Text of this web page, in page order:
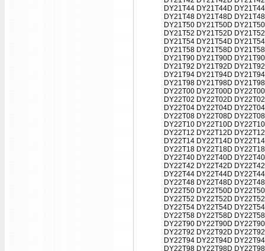
DY21T44 DY21T44D
DY21T48 DY21T48D
DY21T50 DY21T50D
DY21T52 DY21T52D
DY21T54 DY21T54D
DY21T58 DY21T58D
DY21T90 DY21T90D
DY21T92 DY21T92D
DY21T94 DY21T94D
DY21T98 DY21T98D
DY22T00 DY22T00D
DY22T02 DY22T02D
DY22T04 DY22T04D
DY22T08 DY22T08D
DY22T10 DY22T10D
DY22T12 DY22T12D
DY22T14 DY22T14D
DY22T18 DY22T18D
DY22T40 DY22T40D
DY22T42 DY22T42D
DY22T44 DY22T44D
DY22T48 DY22T48D
DY22T50 DY22T50D
DY22T52 DY22T52D
DY22T54 DY22T54D
DY22T58 DY22T58D
DY22T90 DY22T90D
DY22T92 DY22T92D
DY22T94 DY22T94D
DY22T98 DY22T98D